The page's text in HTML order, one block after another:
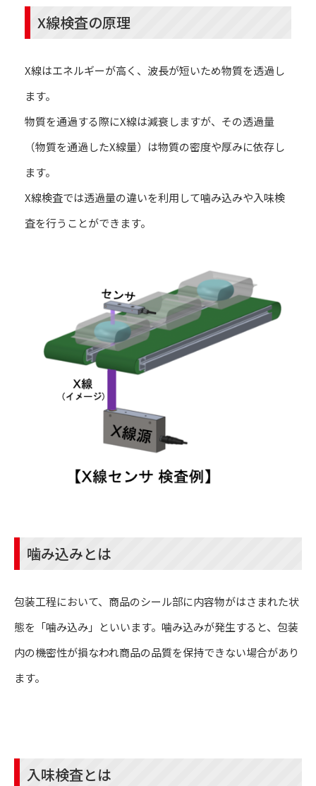
X線検査の原理
X線はエネルギーが高く、波長が短いため物質を透過し
ます。
物質を通過する際にX線は減衰しますが、その透過量
（物質を通過したX線量）は物質の密度や厚みに依存し
ます。
X線検査では透過量の違いを利用して噛み込みや入味検
査を行うことができます。
噛み込みとは
包装工程において、商品のシール部に内容物がはさまれた状
態を「噛み込み」といいます。噛み込みが発生すると、包装
内の機密性が損なわれ商品の品質を保持できない場合があり
ます。
入味検査とは